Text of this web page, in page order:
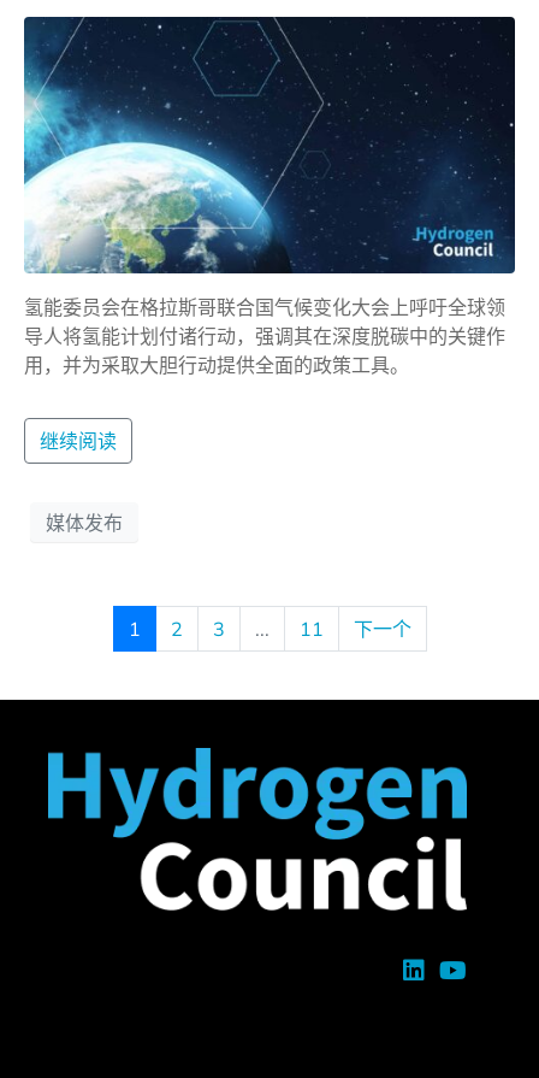
氢能委员会在格拉斯哥联合国气候变化大会上呼吁全球领
导人将氢能计划付诸行动，强调其在深度脱碳中的关键作
用，并为采取大胆行动提供全面的政策工具。
继续阅读
媒体发布
1 2 3 ... 11 下一个